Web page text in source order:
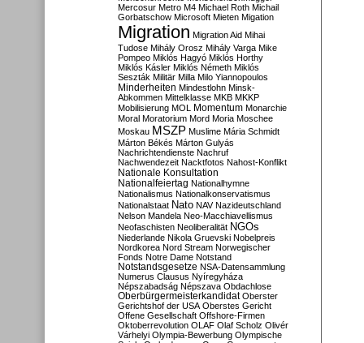
Mercosur Metro M4 Michael Roth Michail
Gorbatschow Microsoft Mieten Migation
Migration Migration Aid Mihai
Tudose Mihály Orosz Mihály Varga Mike
Pompeo Miklós Hagyó Miklós Horthy
Miklós Kásler Miklós Németh Miklós
Seszták Militär Milla Milo Yiannopoulos
Minderheiten Mindestlohn Minsk-
Abkommen Mittelklasse MKB MKKP
Mobilisierung MOL Momentum Monarchie
Moral Moratorium Mord Moria Moschee
Moskau MSZP Muslime Mária Schmidt
Márton Békés Márton Gulyás
Nachrichtendienste Nachruf
Nachwendezeit Nacktfotos Nahost-Konflikt
Nationale Konsultation
Nationalfeiertag Nationalhymne
Nationalismus Nationalkonservatismus
Nationalstaat Nato NAV Nazideutschland
Nelson Mandela Neo-Macchiavellismus
Neofaschisten Neoliberalität NGOs
Niederlande Nikola Gruevski Nobelpreis
Nordkorea Nord Stream Norwegischer
Fonds Notre Dame Notstand
Notstandsgesetze NSA-Datensammlung
Numerus Clausus Nyíregyháza
Népszabadság Népszava Obdachlose
Oberbürgermeisterkandidat Oberster
Gerichtshof der USA Oberstes Gericht
Offene Gesellschaft Offshore-Firmen
Oktoberrevolution OLAF Olaf Scholz Olivér
Várhelyi Olympia-Bewerbung Olympische